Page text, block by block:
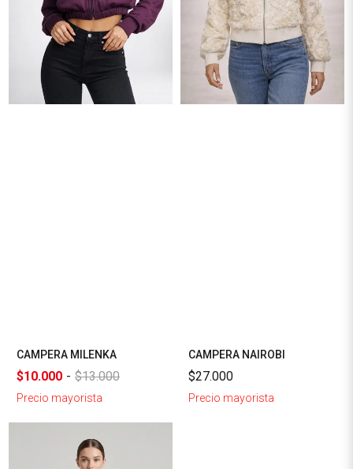
CAMPERA MILENKA
$10.000 - $13.000
Precio mayorista
CAMPERA NAIROBI
$27.000
Precio mayorista